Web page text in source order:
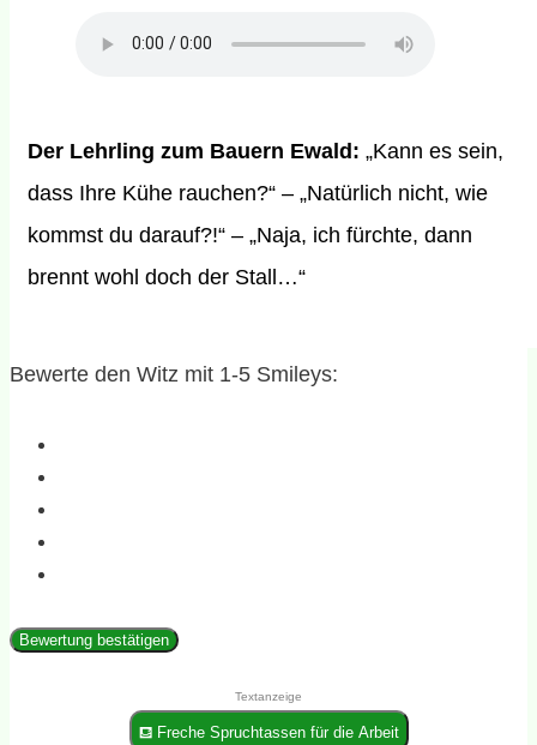
Der Lehrling zum Bauern Ewald: „Kann es sein,
dass Ihre Kühe rauchen?“ – „Natürlich nicht, wie
kommst du darauf?!“ – „Naja, ich fürchte, dann
brennt wohl doch der Stall…“
Bewerte den Witz mit 1-5 Smileys:
Bewertung bestätigen
Textanzeige
⛾ Freche Spruchtassen für die Arbeit